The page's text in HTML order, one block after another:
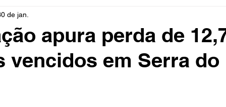
Influencer Luto Artista Seleção
apura perda de
vencidos em Serra do
de jan.